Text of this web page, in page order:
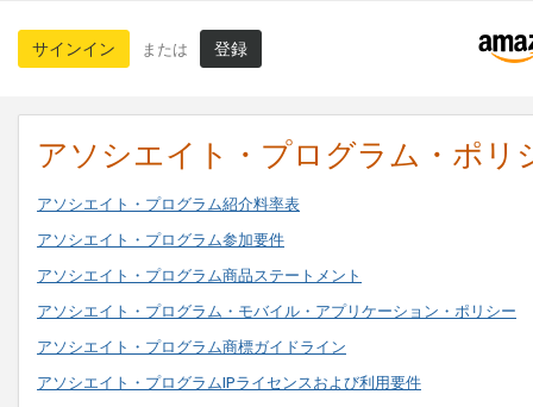
サインイン または 登録
アソシエイト・プログラム・ポリ
アソシエイト・プログラム紹介料率表
アソシエイト・プログラム参加要件
アソシエイト・プログラム商品ステートメント
アソシエイト・プログラム・モバイル・アプリケーション・ポリシー
アソシエイト・プログラム商標ガイドライン
アソシエイト・プログラムIPライセンスおよび利用要件